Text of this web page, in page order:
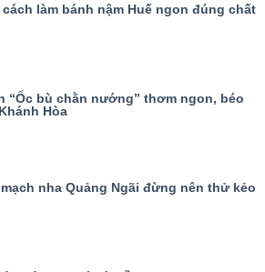
làm bánh nậm Huế ngon đúng chất
“Ốc bù chằn nướng” thơm ngon, béo
Hòa
nha Quảng Ngãi đừng nên thử kẻo